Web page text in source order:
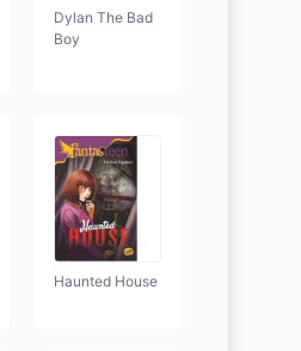
Dylan The Bad
Boy
Haunted House